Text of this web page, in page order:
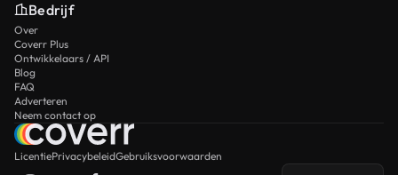
Bedrijf
Over
Coverr Plus
Ontwikkelaars / API
Blog
FAQ
Adverteren
Neem contact op
LicentiePrivacybeleidGebruiksvoorwaarden